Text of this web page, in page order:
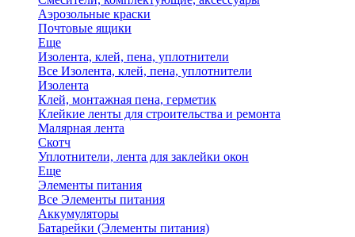
Аэрозольные краски
Почтовые ящики
Еще
Изолента, клей, пена, уплотнители
Все Изолента, клей, пена, уплотнители
Изолента
Клей, монтажная пена, герметик
Клейкие ленты для строительства и ремонта
Малярная лента
Скотч
Уплотнители, лента для заклейки окон
Еще
Элементы питания
Все Элементы питания
Аккумуляторы
Батарейки (Элементы питания)